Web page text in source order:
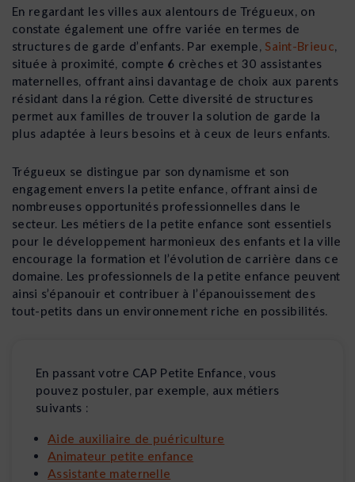
En regardant les villes aux alentours de Trégueux, on
constate également une offre variée en termes de
structures de garde d’enfants. Par exemple, Saint-Brieuc,
située à proximité, compte 6 crèches et 30 assistantes
maternelles, offrant ainsi davantage de choix aux parents
résidant dans la région. Cette diversité de structures
permet aux familles de trouver la solution de garde la
plus adaptée à leurs besoins et à ceux de leurs enfants.
Trégueux se distingue par son dynamisme et son
engagement envers la petite enfance, offrant ainsi de
nombreuses opportunités professionnelles dans le
secteur. Les métiers de la petite enfance sont essentiels
pour le développement harmonieux des enfants et la ville
encourage la formation et l’évolution de carrière dans ce
domaine. Les professionnels de la petite enfance peuvent
ainsi s’épanouir et contribuer à l’épanouissement des
tout-petits dans un environnement riche en possibilités.
En passant votre CAP Petite Enfance, vous
pouvez postuler, par exemple, aux métiers
suivants :
Aide auxiliaire de puériculture
Animateur petite enfance
Assistante maternelle